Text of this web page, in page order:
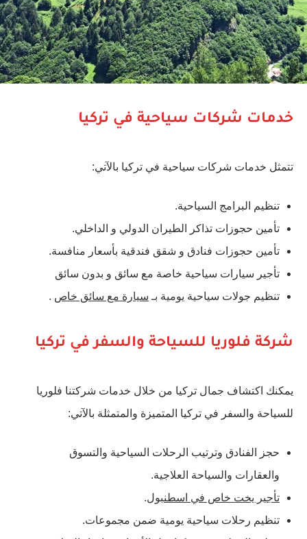
خدمات شركات سياحية في تركيا
تتمثل خدمات شركات سياحية في تركيا بالآتي:
تنظيم البرامج السياحية.
تأمين حجوزات تذاكر الطيران الدولي و الداخلي.
تأمين حجوزات فنادق و شقق فندقية بأسعار منافسة.
تأجير سيارات سياحية خاصة مع سائق و بدون سائق
تنظيم جولات سياحية يومية بـ سيارة مع سائق خاص .
شركة فلوريا للسياحة والسفر في تركيا
يمكنك اكتشاف جمال تركيا من خلال خدمات شركتنا فلوريا
للسياحة والسفر في تركيا المتميزة والمتمثلة بالآتي:
حجز الفنادق وترتيب الرحلات السياحية والتسوق
والعقارات والسياحة العلاجية.
تأجير يخت خاص في اسطنبول.
تنظيم رحلات سياحية يومية ضمن مجموعات.